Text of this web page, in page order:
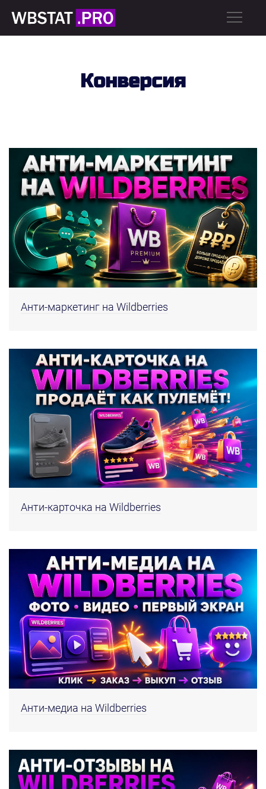
Конверсия
Анти-маркетинг на Wildberries
Анти-карточка на Wildberries
Анти-медиа на Wildberries